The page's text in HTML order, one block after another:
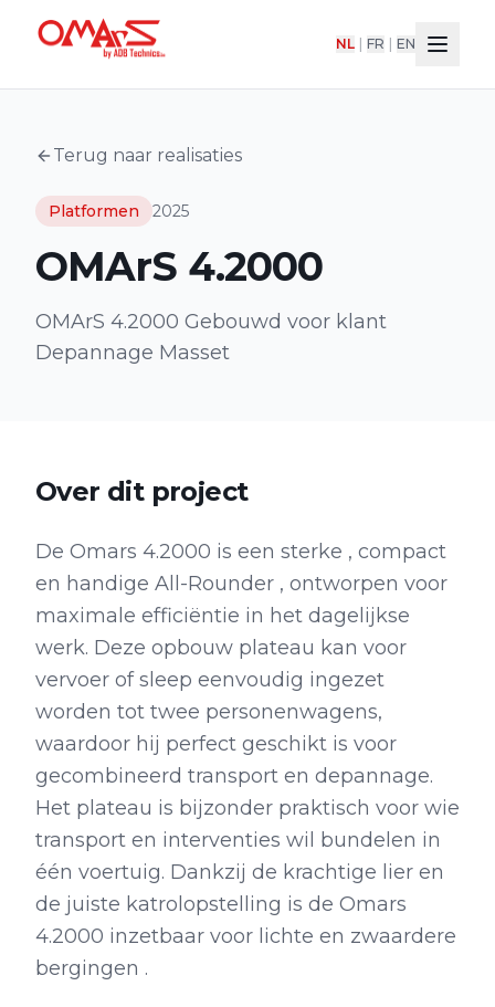
NL FR EN
Terug naar realisaties
Platformen 2025
OMArS 4.2000
OMArS 4.2000 Gebouwd voor klant
Depannage Masset
Over dit project
De Omars 4.2000 is een sterke , compact
en handige All-Rounder , ontworpen voor
maximale efficiëntie in het dagelijkse
werk. Deze opbouw plateau kan voor
vervoer of sleep eenvoudig ingezet
worden tot twee personenwagens,
waardoor hij perfect geschikt is voor
gecombineerd transport en depannage.
Het plateau is bijzonder praktisch voor wie
transport en interventies wil bundelen in
één voertuig. Dankzij de krachtige lier en
de juiste katrolopstelling is de Omars
4.2000 inzetbaar voor lichte en zwaardere
bergingen .